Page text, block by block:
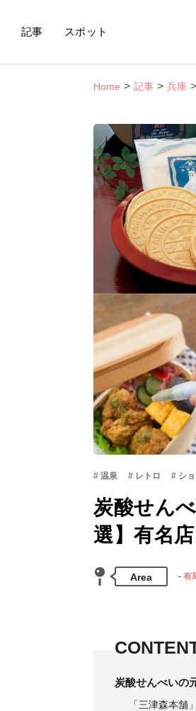
記事 スポット
Home 記事 兵庫
温泉 レトロ シ
炭酸せん
選】有名
Area 有
炭酸せんべいの
「三津森本舗